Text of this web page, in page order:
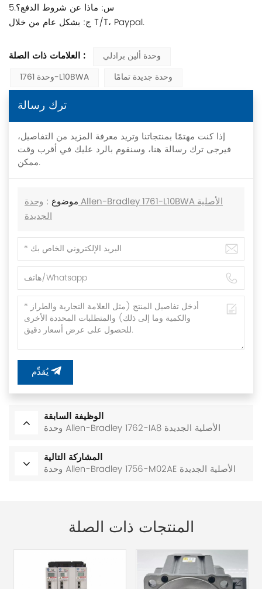
5.س: ماذا عن شروط الدفع؟
ج: بشكل عام من خلال T/T، Paypal.
العلامات ذات الصلة :
وحدة ألين برادلي
وحدة 1761-L10BWA
وحدة جديدة تمامًا
ترك رسالة
إذا كنت مهتمًا بمنتجاتنا وتريد معرفة المزيد من التفاصيل،
فيرجى ترك رسالة هنا، وسنقوم بالرد عليك في أقرب وقت
ممكن.
موضوع : وحدة Allen-Bradley 1761-L10BWA الأصلية
الجديدة
يُقدِّم
الوظيفة السابقة
وحدة Allen-Bradley 1762-IA8 الأصلية الجديدة
المشاركة التالية
وحدة Allen-Bradley 1756-M02AE الأصلية الجديدة
المنتجات ذات الصلة